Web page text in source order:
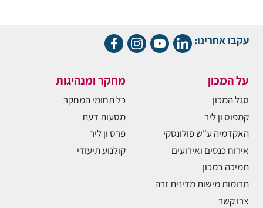
עקבו אחרינו:
על המכון
סגל המכון
קמפוס ון ליר
האקדמיה ע"ש פולונסקי
אירוח כנסים ואירועים
תמיכה במכון
תרומות מישות מדינית זרה
צרו קשר
מחקר ומנהיגות
כל תחומי המחקר
מסעות דעת
פרס ון ליר
קולנוע תיעודי